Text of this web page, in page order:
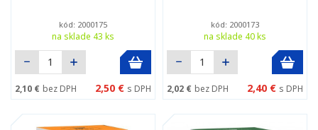
kód: 2000175
na sklade 43 ks
2,10 € bez DPH 2,50 € s DPH
kód: 2000173
na sklade 40 ks
2,02 € bez DPH 2,40 € s DPH